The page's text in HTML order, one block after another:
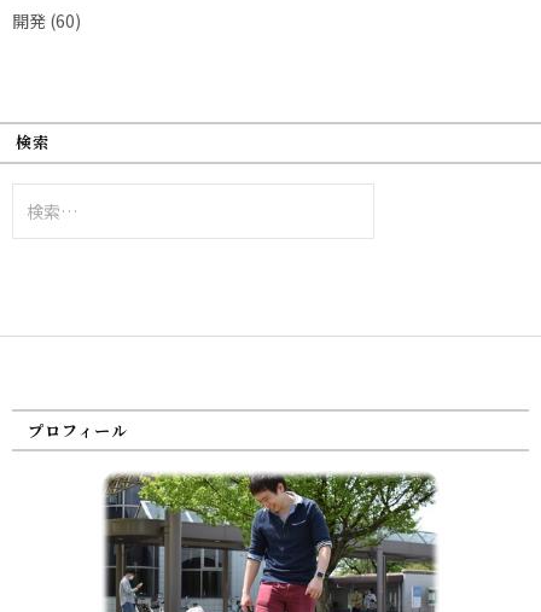
開発 (60)
検索
索:
プロフィール